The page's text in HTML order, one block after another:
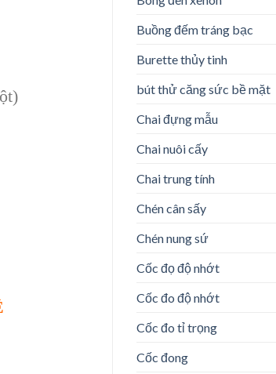
Buồng đếm tráng bạc
Burette thủy tinh
bút thử căng sức bề mặt
Chai đựng mẫu
Chai nuôi cấy
Chai trung tính
Chén cân sấy
Chén nung sứ
Cốc đọ độ nhớt
Cốc đo độ nhớt
Cốc đo tỉ trọng
Cốc đong